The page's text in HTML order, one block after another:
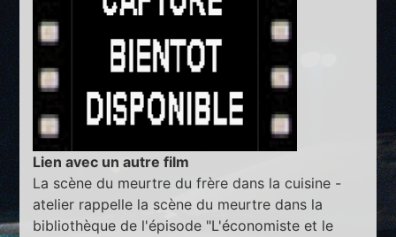
Lien avec un autre film
La scène du meurtre du frère dans la cuisine -
atelier rappelle la scène du meurtre dans la
bibliothèque de l'épisode "L'économiste et le